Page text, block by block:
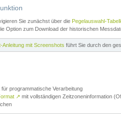
Sie zunächst über die Pegelauswahl-
Option zum Download der historischen
mit Screenshots führt Sie durch den
programmatische Verarbeitung
↗ mit vollständigen Zeitzoneninformation